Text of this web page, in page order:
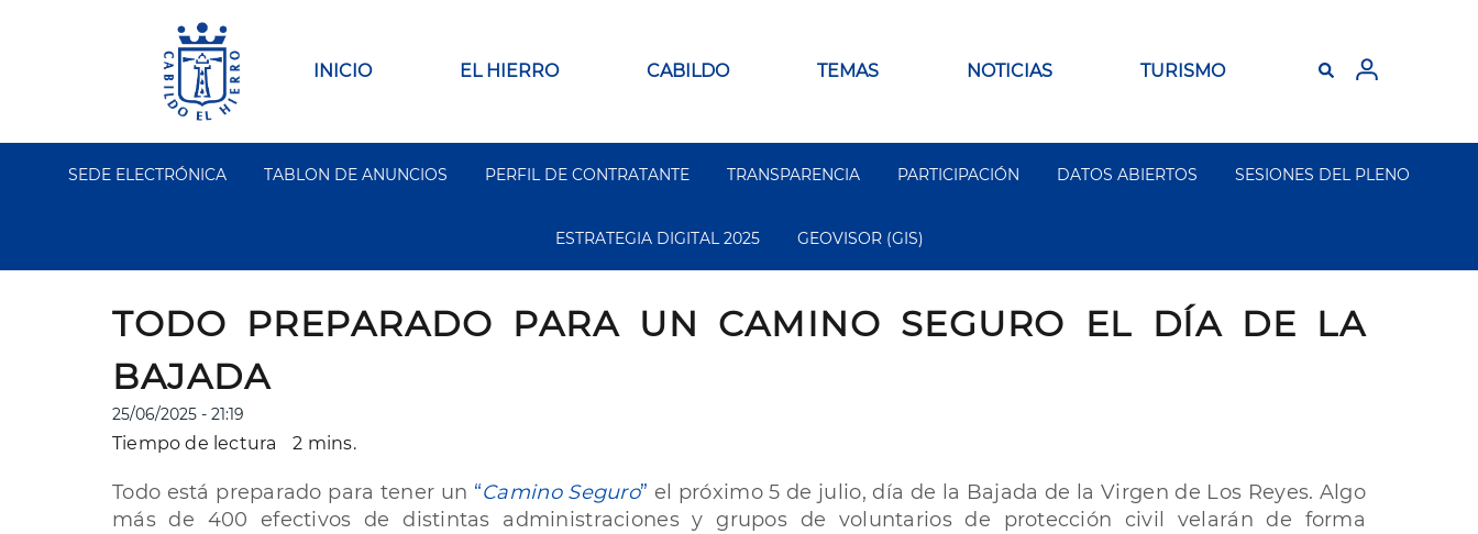
Main
INICIO EL HIERRO CABILDO TEMAS NOTICIAS TURISMO
Segundo
SEDE ELECTRÓNICA TABLON DE ANUNCIOS PERFIL DE CONTRATANTE TRANSPARENCIA PARTICIPACIÓN DATOS ABIERTOS SESIONES DEL PLENO
ESTRATEGIA DIGITAL 2025 GEOVISOR (GIS)
TODO PREPARADO PARA UN CAMINO SEGURO EL DÍA DE LA
BAJADA
25/06/2025 - 21:19
Tiempo de lectura 2 mins.
Todo está preparado para tener un “Camino Seguro” el próximo 5 de julio, día de la Bajada de la Virgen de Los Reyes. Algo
más de 400 efectivos de distintas administraciones y grupos de voluntarios de protección civil velarán de forma